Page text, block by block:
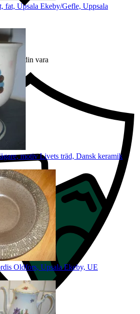
får din vara
fat, Upsala Ekeby/Gefle, Uppsala
motiv Livets träd, Dansk keramik
Oldfors, Upsala Ekeby, UE